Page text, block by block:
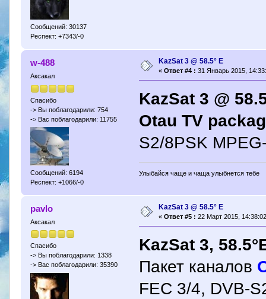
Сообщений: 30137
Респект: +7343/-0
w-488
Аксакал
Спасибо
-> Вы поблагодарили: 754
-> Вас поблагодарили: 11755
Сообщений: 6194
Респект: +1066/-0
KazSat 3 @ 58.5° Е
« Ответ #4 : 31 Январь 2015,
KazSat 3 @
Otau TV
S2/8PSK
Улыбайся чаще и чаща улыбнется тебе
pavlo
Аксакал
Спасибо
-> Вы поблагодарили: 1338
-> Вас поблагодарили: 35390
KazSat 3 @ 58.5° Е
« Ответ #5 : 22 Март 2015,
KazSat 3,
Пакет каналов
FEC 3/4, DVB-